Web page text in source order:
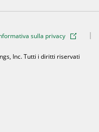
sulla privacy
Inc. Tutti i diritti riservati